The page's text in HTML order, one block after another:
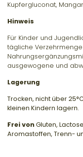
Kupfergluconat,
Hinweis
Für Kinder und
tägliche
ausgewogene und
Lagerung
Trocken, nicht über
kleinen Kindern lagern.
Frei vonGluten,
Aromastoffen, Trenn-